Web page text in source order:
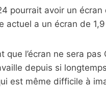
pourrait avoir un
actuel a un écran de
que l’écran ne sera pas
depuis si
est même difficile à